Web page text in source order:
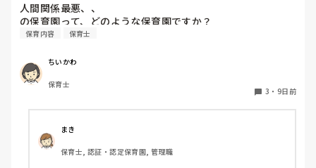
人間関係最悪、、
の保育園って、どのような保育園ですか？
保育内容 保育士
ちいかわ
保育士
3 ・ 9日前
まき
保育士, 認証・認定保育園, 管理職